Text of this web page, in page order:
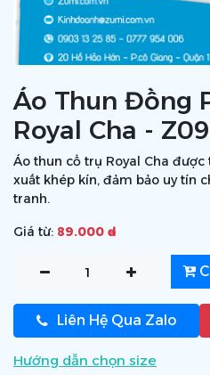
Áo Thun Đồng
Royal Cha -
Áo thun cổ trụ Royal Cha
xuất khép kín, đảm bảo uy tín
tranh.
Giá từ: 89.000 ₫
Liên Hệ Qua Zalo
Hướng dẫn chọn size